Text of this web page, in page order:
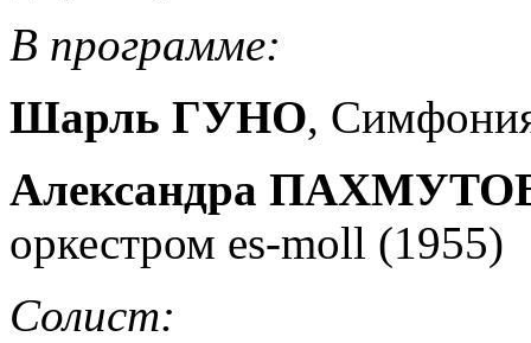
В программе:
Шарль ГУНО,
Александра
оркестром es-moll (1955)
Солист: